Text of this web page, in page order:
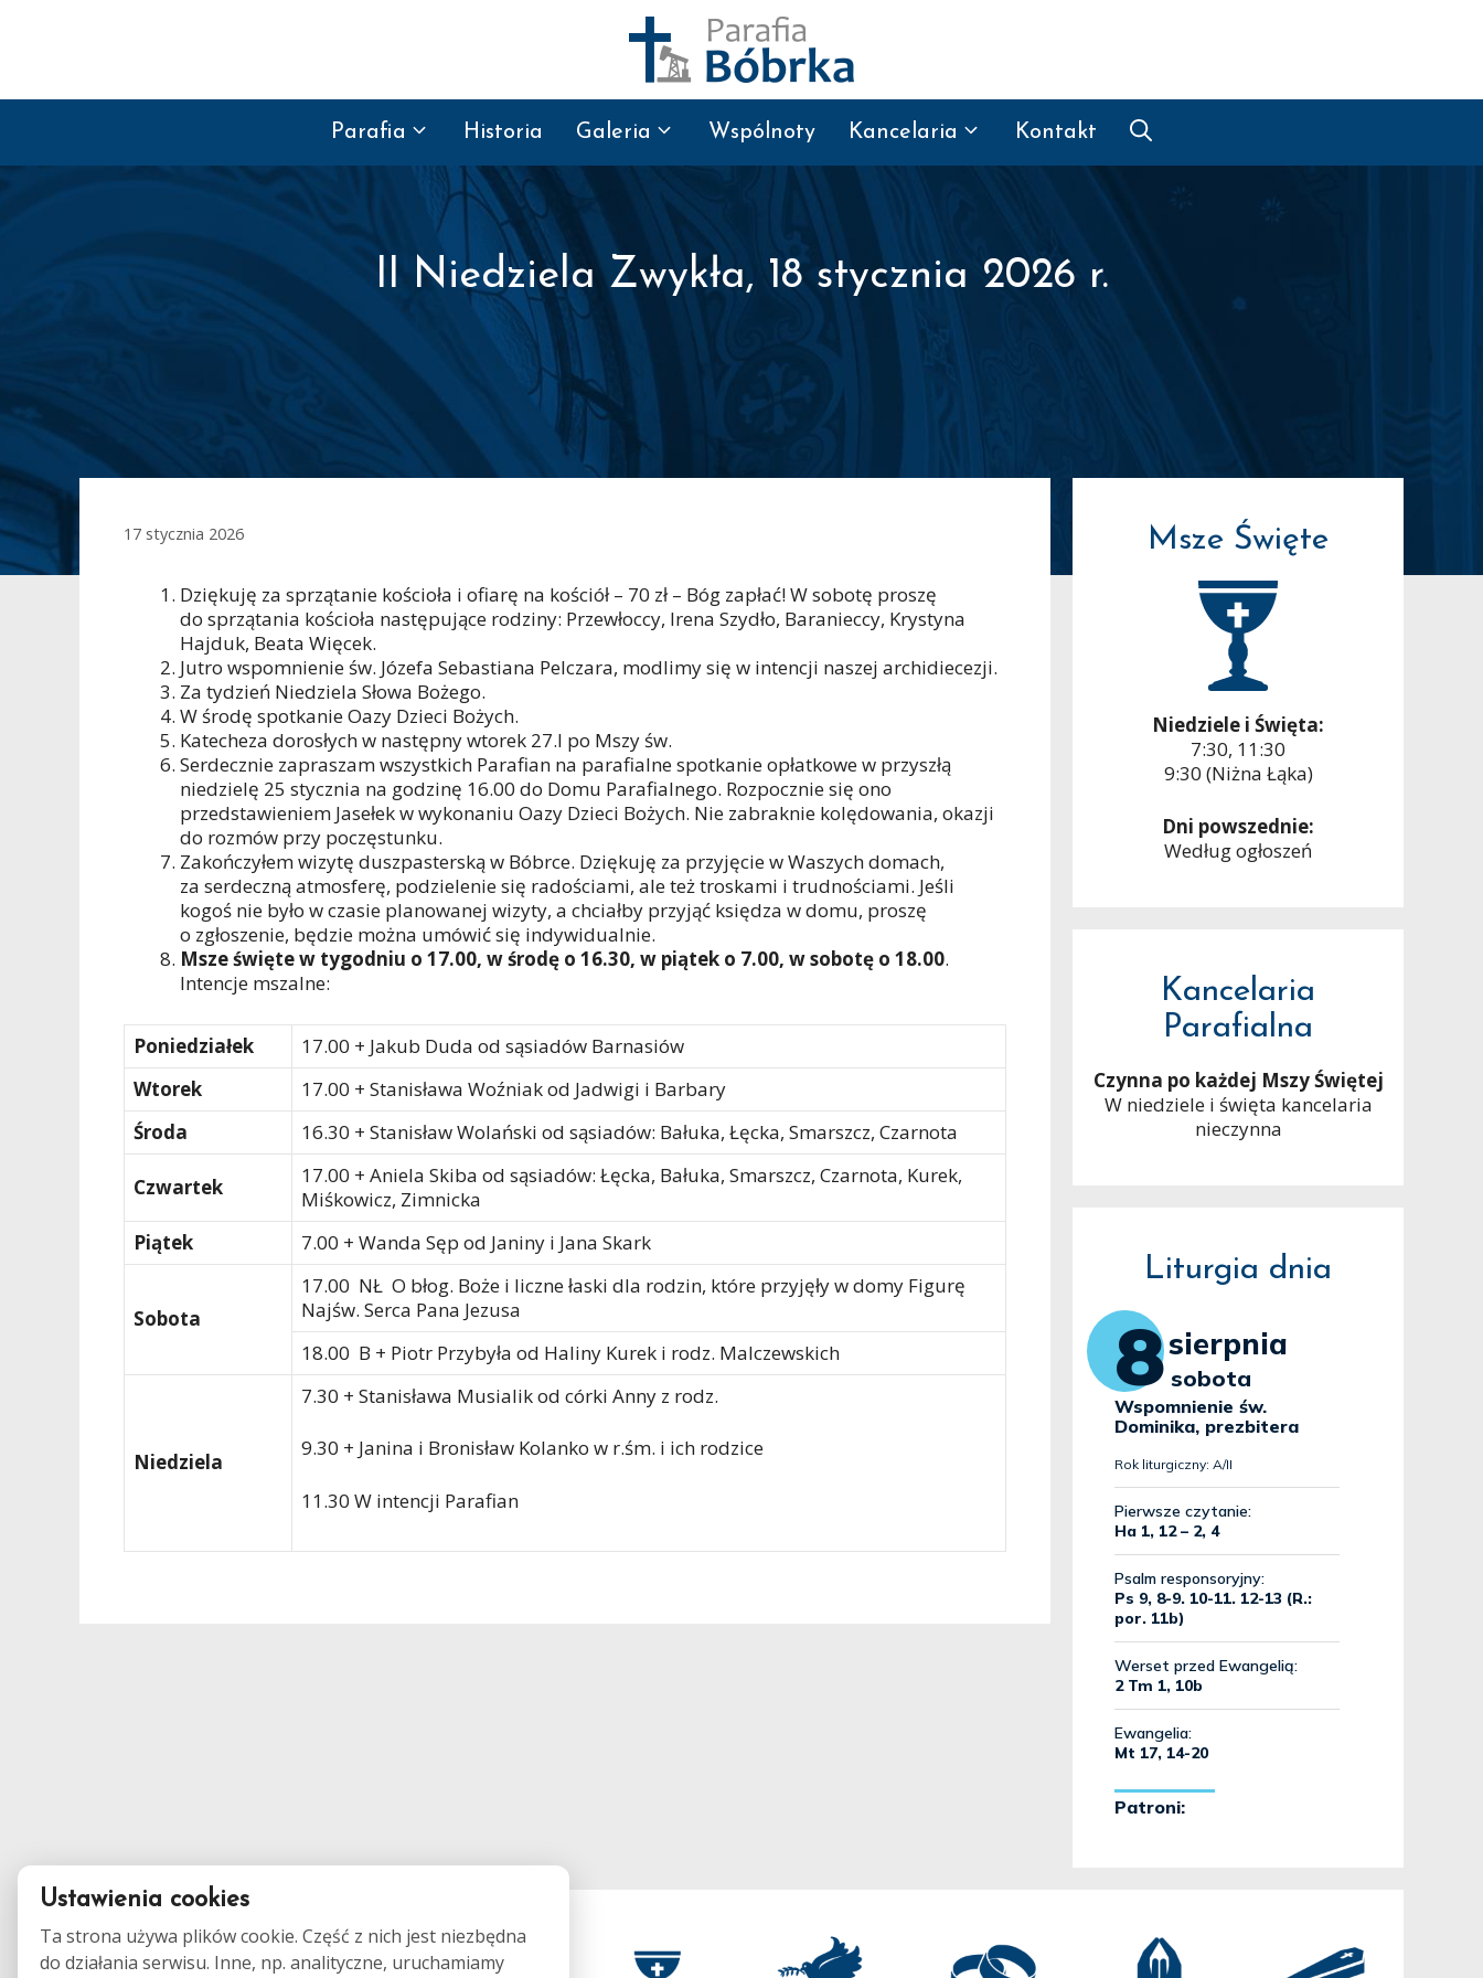
Parafia Historia Galeria Wspólnoty Kancelaria Kontakt
II Niedziela Zwykła, 18 stycznia 2026 r.
17 stycznia 2026
Dziękuję za sprzątanie kościoła i ofiarę na kościół – 70 zł – Bóg zapłać! W sobotę proszę
do sprzątania kościoła następujące rodziny: Przewłoccy, Irena Szydło, Baranieccy, Krystyna
Hajduk, Beata Więcek.
Jutro wspomnienie św. Józefa Sebastiana Pelczara, modlimy się w intencji naszej archidiecezji.
Za tydzień Niedziela Słowa Bożego.
W środę spotkanie Oazy Dzieci Bożych.
Katecheza dorosłych w następny wtorek 27.I po Mszy św.
Serdecznie zapraszam wszystkich Parafian na parafialne spotkanie opłatkowe w przyszłą
niedzielę 25 stycznia na godzinę 16.00 do Domu Parafialnego. Rozpocznie się ono
przedstawieniem Jasełek w wykonaniu Oazy Dzieci Bożych. Nie zabraknie kolędowania, okazji
do rozmów przy poczęstunku.
Zakończyłem wizytę duszpasterską w Bóbrce. Dziękuję za przyjęcie w Waszych domach,
za serdeczną atmosferę, podzielenie się radościami, ale też troskami i trudnościami. Jeśli
kogoś nie było w czasie planowanej wizyty, a chciałby przyjąć księdza w domu, proszę
o zgłoszenie, będzie można umówić się indywidualnie.
Msze święte w tygodniu o 17.00, w środę o 16.30, w piątek o 7.00, w sobotę o 18.00.
Intencje mszalne:
Poniedziałek
17.00 + Jakub Duda od sąsiadów Barnasiów
Wtorek
17.00 + Stanisława Woźniak od Jadwigi i Barbary
Środa
16.30 + Stanisław Wolański od sąsiadów: Bałuka, Łęcka, Smarszcz, Czarnota
Czwartek
17.00 + Aniela Skiba od sąsiadów: Łęcka, Bałuka, Smarszcz, Czarnota, Kurek,
Miśkowicz, Zimnicka
Piątek
7.00 + Wanda Sęp od Janiny i Jana Skark
Sobota
17.00 NŁ O błog. Boże i liczne łaski dla rodzin, które przyjęły w domy Figurę
Najśw. Serca Pana Jezusa
18.00 B + Piotr Przybyła od Haliny Kurek i rodz. Malczewskich
Niedziela
7.30 + Stanisława Musialik od córki Anny z rodz.
9.30 + Janina i Bronisław Kolanko w r.śm. i ich rodzice
11.30 W intencji Parafian
Msze Święte
Niedziele i Święta:
7:30, 11:30
9:30 (Niżna Łąka)
Dni powszednie:
Według ogłoszeń
Kancelaria
Parafialna
Czynna po każdej Mszy Świętej
W niedziele i święta kancelaria
nieczynna
Liturgia dnia
Ustawienia cookies
Ta strona używa plików cookie. Część z nich jest niezbędna
do działania serwisu. Inne, np. analityczne, uruchamiamy